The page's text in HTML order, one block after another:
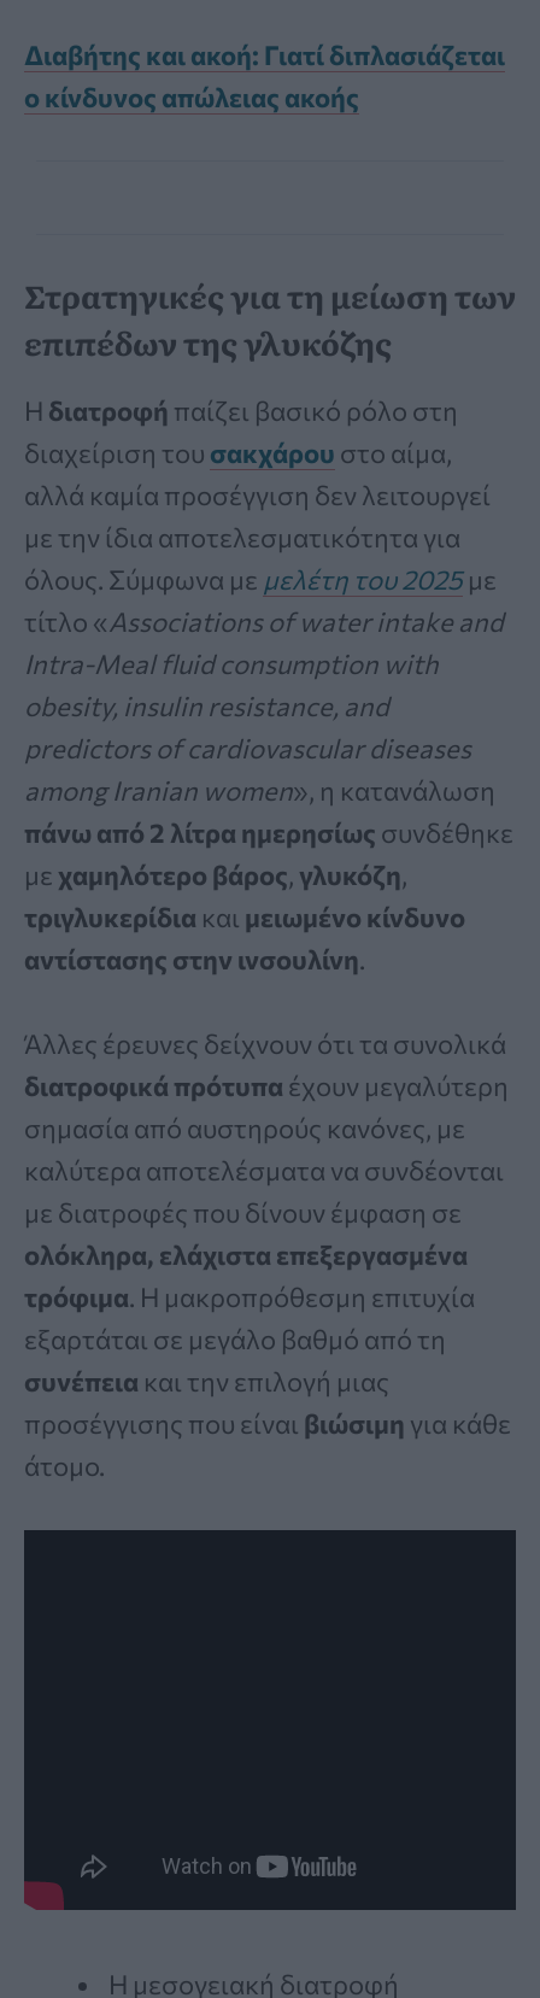
Διαβήτης και ακοή: Γιατί διπλασιάζεται
ο κίνδυνος απώλειας ακοής
Στρατηγικές για τη μείωση των
επιπέδων της γλυκόζης
Η διατροφή παίζει βασικό ρόλο στη
διαχείριση του σακχάρου στο αίμα,
αλλά καμία προσέγγιση δεν λειτουργεί
με την ίδια αποτελεσματικότητα για
όλους. Σύμφωνα με μελέτη του 2025με
τίτλο «Associations of water intake and
Intra-Meal fluid consumption with
obesity, insulin resistance, and
predictors of cardiovascular diseases
among Iranian women», η κατανάλωση
πάνω από 2 λίτρα ημερησίως συνδέθηκε
με χαμηλότερο βάρος,γλυκόζη,
τριγλυκερίδια και μειωμένο κίνδυνο
αντίστασης στην ινσουλίνη.
Άλλες έρευνες δείχνουν ότι τα συνολικά
διατροφικά πρότυπα έχουν μεγαλύτερη
σημασία από αυστηρούς κανόνες, με
καλύτερα αποτελέσματα να συνδέονται
με διατροφές που δίνουν έμφαση σε
ολόκληρα, ελάχιστα επεξεργασμένα
τρόφιμα. Η μακροπρόθεσμη επιτυχία
εξαρτάται σε μεγάλο βαθμό από τη
συνέπεια και την επιλογή μιας
προσέγγισης που είναι βιώσιμη για κάθε
άτομο.
Η μεσογειακή διατροφή